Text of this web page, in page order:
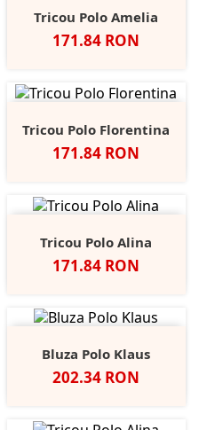
Tricou Polo Amelia
Pret
171.84 RON
Tricou Polo Florentina
Pret
171.84 RON
Tricou Polo Alina
Pret
171.84 RON
Bluza Polo Klaus
Pret
202.34 RON